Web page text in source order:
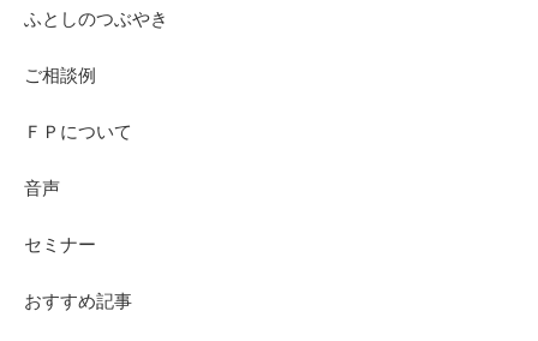
ふとしのつぶやき
ご相談例
ＦＰについて
音声
セミナー
おすすめ記事